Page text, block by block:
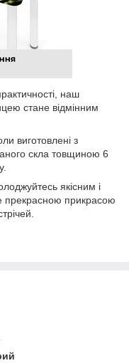
наш
стане відмінним
виготовлені з
скла товщиною 6
якісним і
прекрасною прикрасою